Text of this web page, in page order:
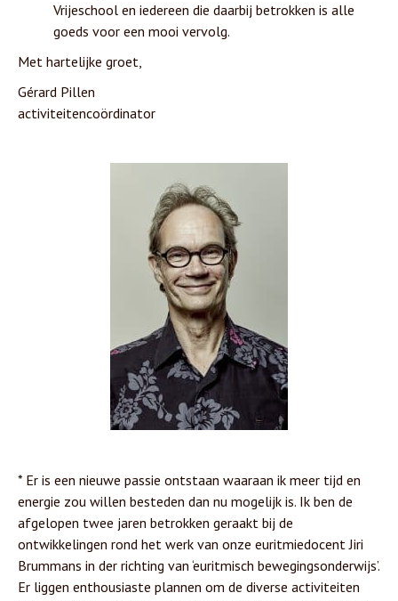
Vrijeschool en iedereen die daarbij betrokken is alle
goeds voor een mooi vervolg.
Met hartelijke groet,
Gérard Pillen
activiteitencoördinator
* Er is een nieuwe passie ontstaan waaraan ik meer tijd en
energie zou willen besteden dan nu mogelijk is. Ik ben de
afgelopen twee jaren betrokken geraakt bij de
ontwikkelingen rond het werk van onze euritmiedocent Jiri
Brummans in der richting van ‘euritmisch bewegingsonderwijs’.
Er liggen enthousiaste plannen om de diverse activiteiten